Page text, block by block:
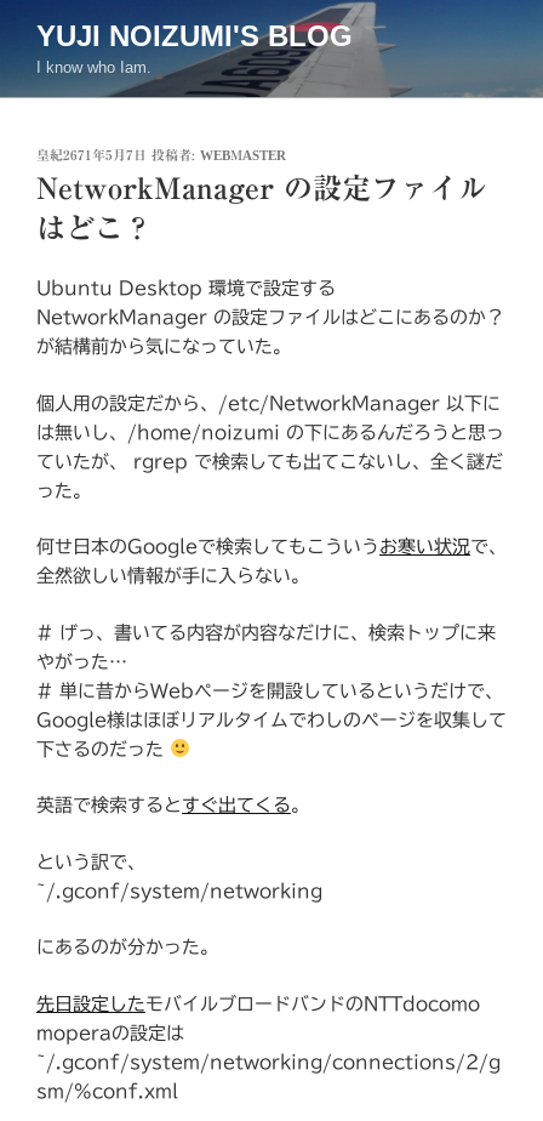
ン
YUJI NOIZUMI'S BLOG
I know who Iam.
投
稿
日:
皇紀2671年5月7日 投稿者: WEBMASTER
NetworkManager の設定ファイル
はどこ？
Ubuntu Desktop 環境で設定する
NetworkManager の設定ファイルはどこにあるのか？
が結構前から気になっていた。
個人用の設定だから、/etc/NetworkManager 以下に
は無いし、/home/noizumi の下にあるんだろうと思っ
ていたが、 rgrep で検索しても出てこないし、全く謎だ
った。
何せ日本のGoogleで検索してもこういう お寒い状況で、
全然欲しい情報が手に入らない。
# げっ、書いてる内容が内容なだけに、検索トップに来
やがった…
# 単に昔からWebページを開設しているというだけで、
Google様はほぼリアルタイムでわしのページを収集して
下さるのだった
英語で検索すると すぐ出てくる。
という訳で、
~/.gconf/system/networking
にあるのが分かった。
先日設定したモバイルブロードバンドのNTTdocomo
moperaの設定は
~/.gconf/system/networking/connections/2/g
sm/%conf.xml